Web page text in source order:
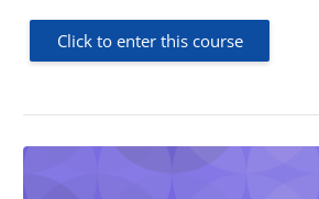
Click to enter this course